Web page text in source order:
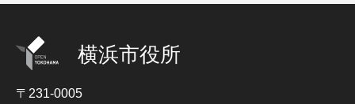
横浜市役所
〒231-0005